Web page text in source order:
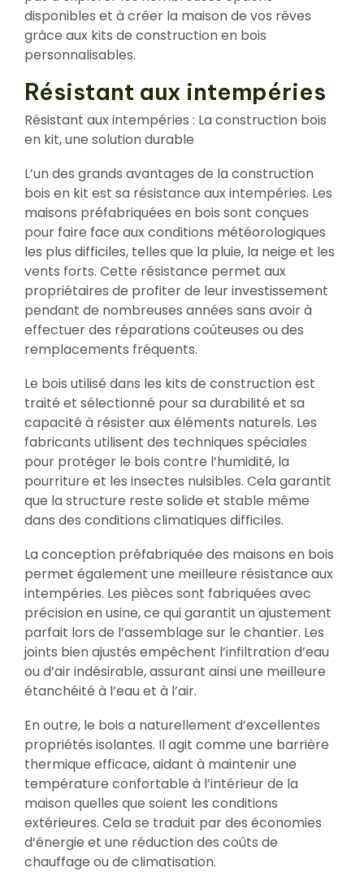
disponibles et à créer la maison de vos rêves
grâce aux kits de construction en bois
personnalisables.
Résistant aux intempéries
Résistant aux intempéries : La construction bois
en kit, une solution durable
L’un des grands avantages de la construction
bois en kit est sa résistance aux intempéries. Les
maisons préfabriquées en bois sont conçues
pour faire face aux conditions météorologiques
les plus difficiles, telles que la pluie, la neige et les
vents forts. Cette résistance permet aux
propriétaires de profiter de leur investissement
pendant de nombreuses années sans avoir à
effectuer des réparations coûteuses ou des
remplacements fréquents.
Le bois utilisé dans les kits de construction est
traité et sélectionné pour sa durabilité et sa
capacité à résister aux éléments naturels. Les
fabricants utilisent des techniques spéciales
pour protéger le bois contre l’humidité, la
pourriture et les insectes nuisibles. Cela garantit
que la structure reste solide et stable même
dans des conditions climatiques difficiles.
La conception préfabriquée des maisons en bois
permet également une meilleure résistance aux
intempéries. Les pièces sont fabriquées avec
précision en usine, ce qui garantit un ajustement
parfait lors de l’assemblage sur le chantier. Les
joints bien ajustés empêchent l’infiltration d’eau
ou d’air indésirable, assurant ainsi une meilleure
étanchéité à l’eau et à l’air.
En outre, le bois a naturellement d’excellentes
propriétés isolantes. Il agit comme une barrière
thermique efficace, aidant à maintenir une
température confortable à l’intérieur de la
maison quelles que soient les conditions
extérieures. Cela se traduit par des économies
d’énergie et une réduction des coûts de
chauffage ou de climatisation.